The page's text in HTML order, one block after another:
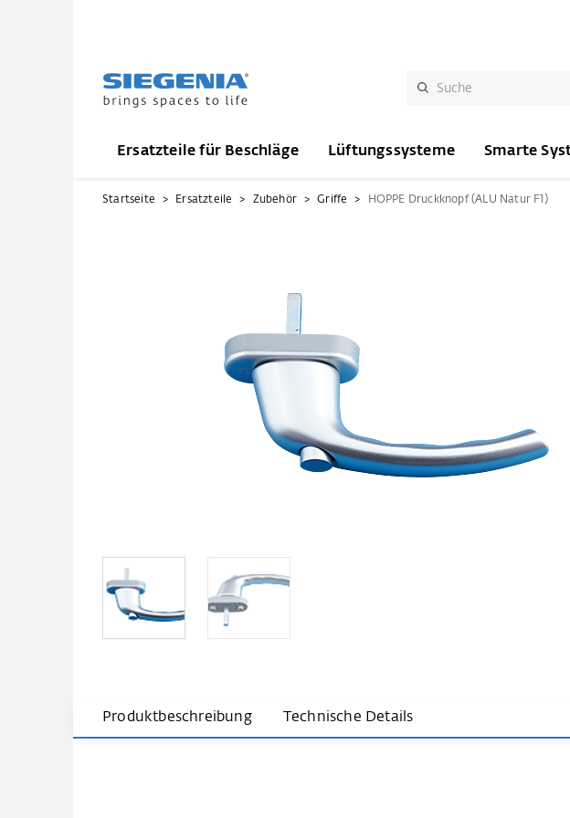
Ersatzteile für Beschläge Lüftungssysteme Smarte
Startseite Ersatzteile Zubehör Griffe HOPPE Druckknopf (ALU Natur F1)
Produktbeschreibung Technische Details